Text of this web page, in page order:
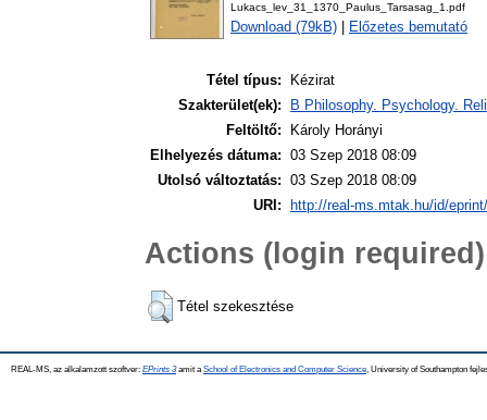
Lukacs_lev_31_1370_Paulus_Tarsasag_1.pdf
Download (79kB) Előzetes bemutató
Tétel típus:
Kézirat
Szakterület(ek):
B Philosophy. Psychology.
Feltöltő:
Károly Horányi
Elhelyezés dátuma: 03 Szep 2018 08:09
Utolsó változtatás: 03 Szep 2018 08:09
URI:
http://real-ms.mtak.hu/id/
Actions (login required)
Tétel szekesztése
REAL-MS, az alkalamzott szoftver: EPrints 3amit a School of Electronics and Computer Science , University of Southampton